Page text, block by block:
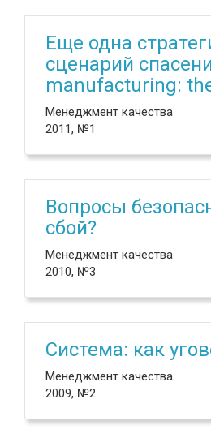
Еще одна
сценарий
manufacturing:
Менеджмент качества
2011, №1
Вопросы
сбой?
Менеджмент качества
2010, №3
Система: как
Менеджмент качества
2009, №2